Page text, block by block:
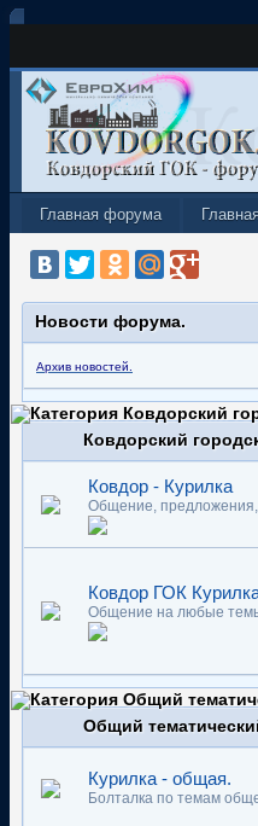
Главная форума
Новости форума.
Архив новостей.
Ковдорский
Ковдор - Курилка
Общение, предложения,
Ковдор ГОК
Общение на любые темы
Общий
Курилка - общая.
Болталка по темам